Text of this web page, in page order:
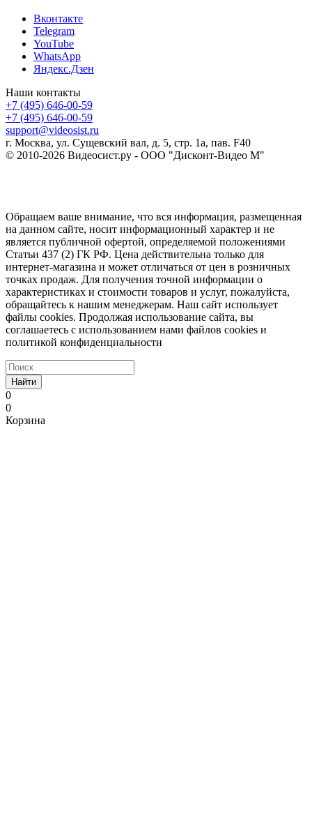
Вконтакте
Telegram
YouTube
WhatsApp
Яндекс.Дзен
Наши контакты
+7 (495) 646-00-59
+7 (495) 646-00-59
support@videosist.ru
г. Москва, ул. Сущевский вал, д. 5, стр. 1а, пав. F40
© 2010-2026 Видеосист.ру - ООО "Дисконт-Видео М"
Обращаем ваше внимание, что вся информация, размещенная
на данном сайте, носит информационный характер и не
является публичной офертой, определяемой положениями
Статьи 437 (2) ГК РФ. Цена действительна только для
интернет-магазина и может отличаться от цен в розничных
точках продаж. Для получения точной информации о
характеристиках и стоимости товаров и услуг, пожалуйста,
обращайтесь к нашим менеджерам. Наш сайт использует
файлы cookies. Продолжая использование сайта, вы
соглашаетесь с использованием нами файлов cookies и
политикой конфиденциальности
Найти
0
0
Корзина